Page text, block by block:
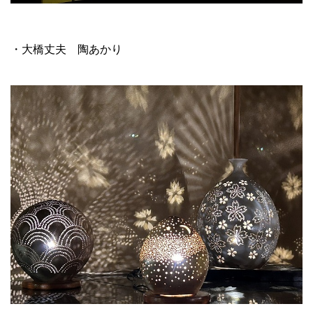
・大橋丈夫 陶あかり